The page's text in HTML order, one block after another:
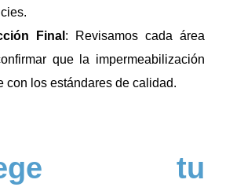
Final : Revisamos cada área
que la impermeabilización
con los estándares de calidad.
tu